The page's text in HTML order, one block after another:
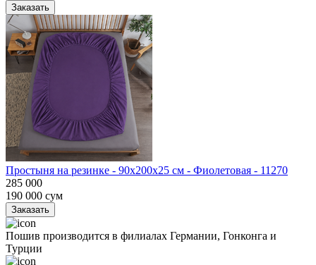
Заказать
Простыня на резинке - 90x200x25 cм - Фиолетовая - 11270
285 000
190 000 сум
Заказать
Пошив производится в филиалах Германии, Гонконга и
Турции